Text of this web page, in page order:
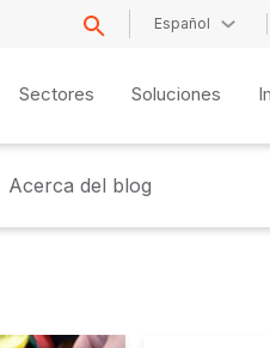
Español
Sectores Soluciones
Acerca del blog